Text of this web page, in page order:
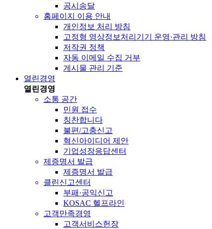
공시송달
홈페이지 이용 안내
개인정보 처리 방침
고정형 영상정보처리기기 운영·관리 방침
저작권 정책
자동 이메일 수집 거부
게시물 관리 기준
열린경영
열린경영
소통 공간
민원 접수
칭찬합니다
불편/고충신고
혁신아이디어 제안
기업성장응답센터
제증명서 발급
제증명서 발급
클린신고센터
부패·공익신고
KOSAC 헬프라인
고객만족경영
고객서비스헌장